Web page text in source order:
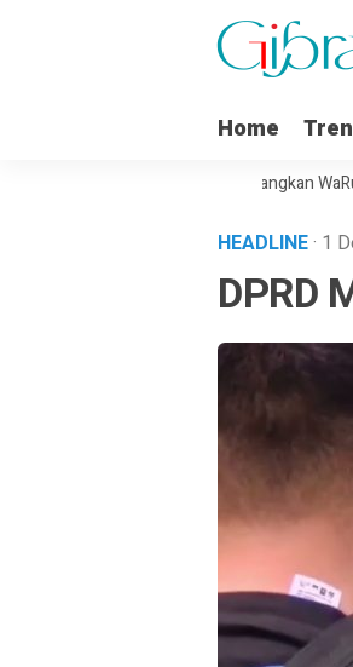
Home
Kota Metro Sepakat Menangkan WaRu
HEADLINE· 1
DPRD